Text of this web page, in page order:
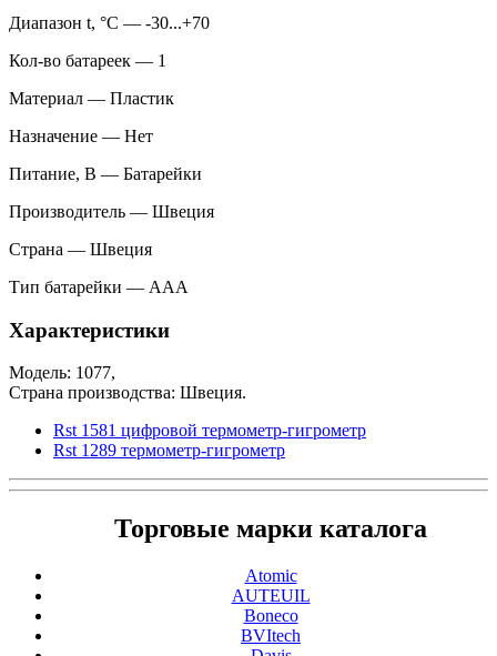
Диапазон t, °С — -30...+70
Кол-во батареек — 1
Материал — Пластик
Назначение — Нет
Питание, В — Батарейки
Производитель — Швеция
Страна — Швеция
Тип батарейки — ААА
Характеристики
Модель: 1077,
Страна производства: Швеция.
Rst 1581 цифровой термометр-гигрометр
Rst 1289 термометр-гигрометр
Торговые марки каталога
Atomic
AUTEUIL
Boneco
BVItech